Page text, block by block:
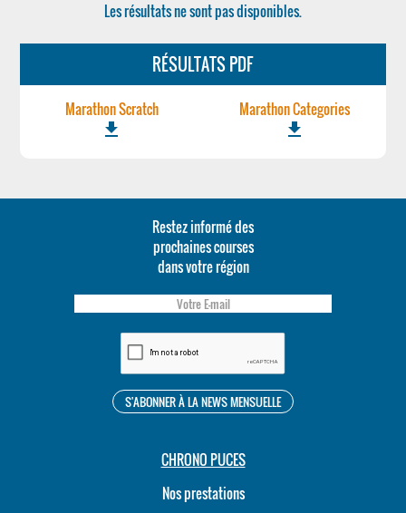
Les résultats ne sont pas disponibles.
RÉSULTATS PDF
Marathon Scratch
file_download
Marathon Categories
file_download
Restez informé des
prochaines courses
dans votre région
CHRONO PUCES
Nos prestations